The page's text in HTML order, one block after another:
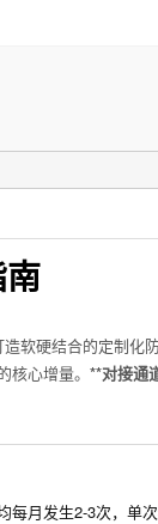
软硬结合的定制化
心增量。 **对接通
每月发生2-3次，单